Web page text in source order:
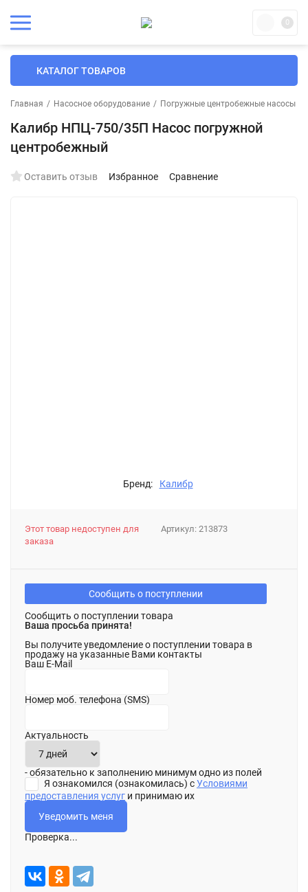
0
КАТАЛОГ ТОВАРОВ
Главная / Насосное оборудование / Погружные центробежные насосы
Калибр НПЦ-750/35П Насос погружной
центробежный
Оставить отзыв Избранное Сравнение
Бренд: Калибр
Артикул: 213873
Этот товар недоступен для
заказа
Сообщить о поступлении
Сообщить о поступлении товара
Ваша просьба принята!
Вы получите уведомление о поступлении товара в
продажу на указанные Вами контакты
Ваш E-Mail
Номер моб. телефона (SMS)
Актуальность
- обязательно к заполнению минимум одно из полей
Я ознакомился (ознакомилась) сУсловиями
предоставления услуг и принимаю их
Проверка...